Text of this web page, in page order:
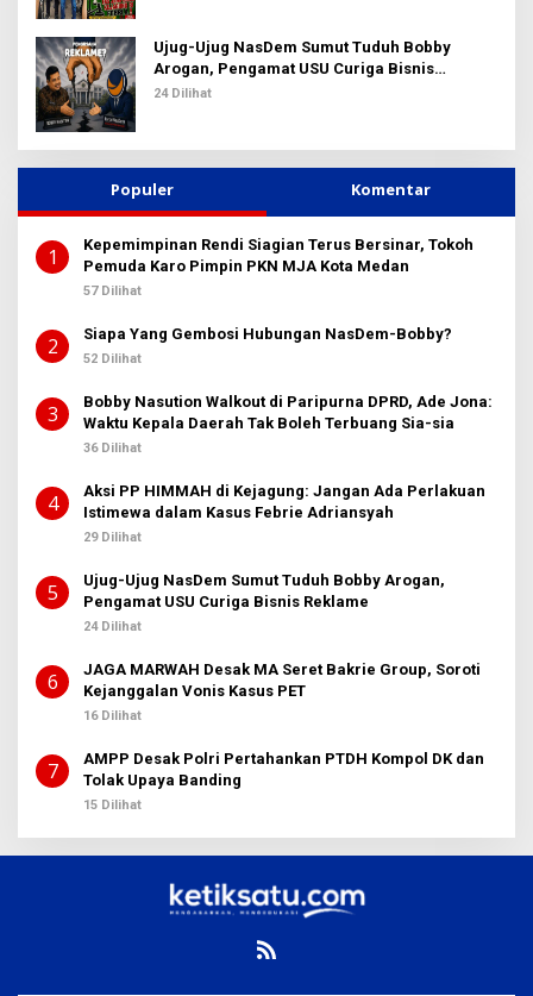
Ujug-Ujug NasDem Sumut Tuduh Bobby
Arogan, Pengamat USU Curiga Bisnis
Reklame
24 Dilihat
Populer Komentar
1
Kepemimpinan Rendi Siagian Terus Bersinar, Tokoh
Pemuda Karo Pimpin PKN MJA Kota Medan
57 Dilihat
2 Siapa Yang Gembosi Hubungan NasDem-Bobby?
52 Dilihat
3
Bobby Nasution Walkout di Paripurna DPRD, Ade Jona:
Waktu Kepala Daerah Tak Boleh Terbuang Sia-sia
36 Dilihat
4
Aksi PP HIMMAH di Kejagung: Jangan Ada Perlakuan
Istimewa dalam Kasus Febrie Adriansyah
29 Dilihat
5
Ujug-Ujug NasDem Sumut Tuduh Bobby Arogan,
Pengamat USU Curiga Bisnis Reklame
24 Dilihat
6
JAGA MARWAH Desak MA Seret Bakrie Group, Soroti
Kejanggalan Vonis Kasus PET
16 Dilihat
7
AMPP Desak Polri Pertahankan PTDH Kompol DK dan
Tolak Upaya Banding
15 Dilihat